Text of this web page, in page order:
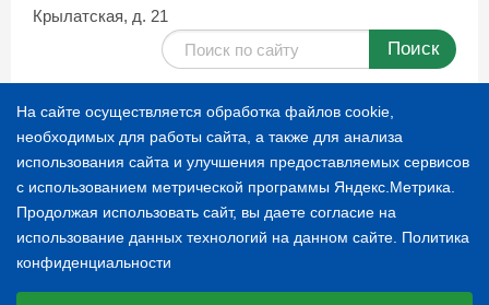
Крылатская, д. 21
Поиск
Карта сайта
© 1996-2026 СТОМАТОЛОГИЧЕСКАЯ ПОЛИКЛИНИКА
№ 5
На сайте осуществляется обработка файлов cookie,
необходимых для работы сайта, а также для анализа
использования сайта и улучшения предоставляемых сервисов
с использованием метрической программы Яндекс.Метрика.
Продолжая использовать сайт, вы даете согласие на
использование данных технологий на данном сайте. Политика
конфиденциальности